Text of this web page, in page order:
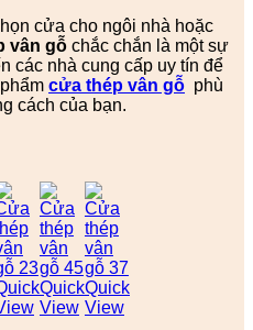
cửa cho ngôi nhà hoặc
vân gỗ chắc chắn là một sự
các nhà cung cấp uy tín để
cửa thép vân gỗ phù
cách của bạn.
Quick
View
Quick
View